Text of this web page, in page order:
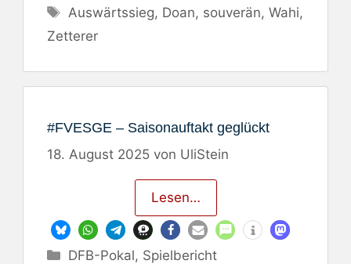
Schlagwörter
Auswärtssieg, Doan, souverän,Wahi,
Zetterer
#FVESGE – Saisonauftakt geglückt
18. August 2025 von UliStein
Lesen…
Kategorien
DFB-Pokal, Spielbericht